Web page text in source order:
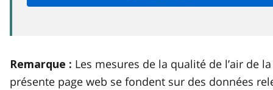
Remarque : Les mesures de la qualité de l’air de la
présente page web se fondent sur des données